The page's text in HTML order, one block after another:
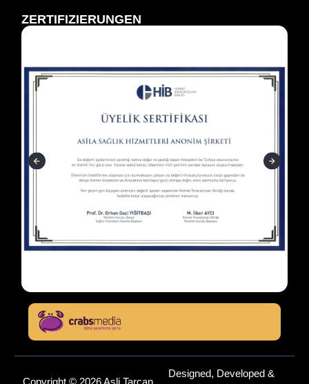
ZERTIFIZIERUNGEN
Designed, Developed &